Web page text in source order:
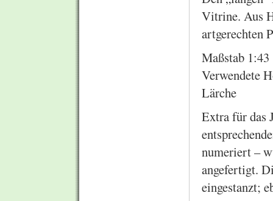
Vitrine. Aus
artgerechten
Maßstab 1:43
Verwendete
Lärche
Extra für das
numeriert –
angefertigt.
eingestanzt;